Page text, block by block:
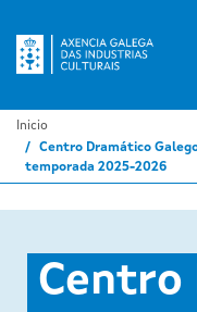
Inicio
Centro Dramático
temporada 2025-2026
Centro